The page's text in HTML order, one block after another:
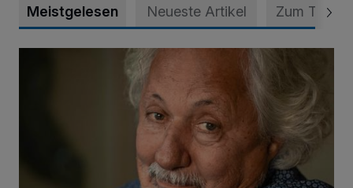
Meistgelesen Neueste Artikel Zum Thema
Konrad Beikircher verstorben